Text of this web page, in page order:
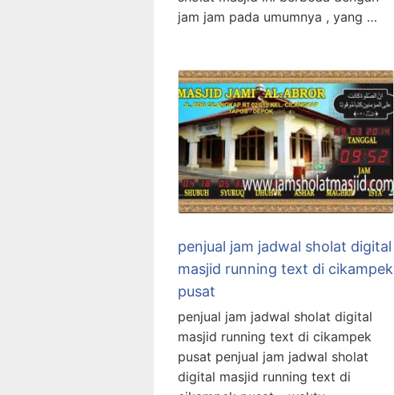
jam jam pada umumnya , yang …
penjual jam jadwal sholat digital
masjid running text di cikampek
pusat
penjual jam jadwal sholat digital
masjid running text di cikampek
pusat penjual jam jadwal sholat
digital masjid running text di